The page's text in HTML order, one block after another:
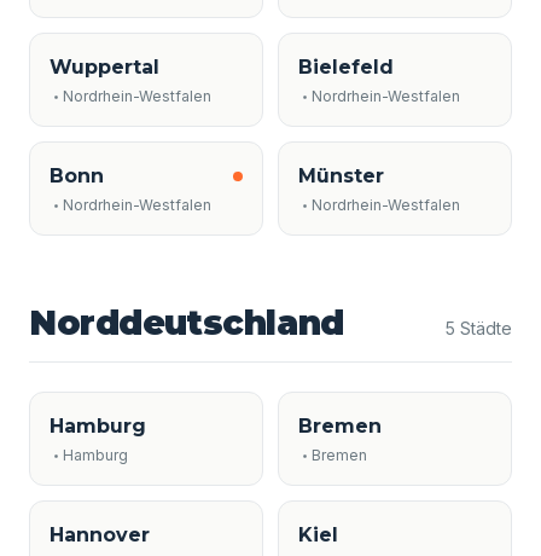
Wuppertal
Nordrhein-Westfalen
Bielefeld
Nordrhein-Westfalen
Bonn
Nordrhein-Westfalen
Münster
Nordrhein-Westfalen
Norddeutschland 5 Städte
Hamburg
Hamburg
Bremen
Bremen
Hannover Kiel